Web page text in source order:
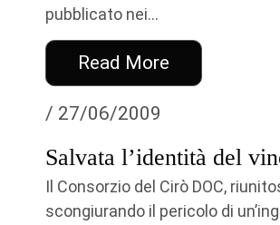
pubblicato nei...
Read More
/ 27/06/2009
Salvata l’identità del
Il Consorzio del Cirò DOC,
scongiurando il pericolo di